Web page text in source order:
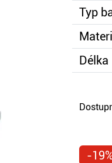
Typ
Délka
-